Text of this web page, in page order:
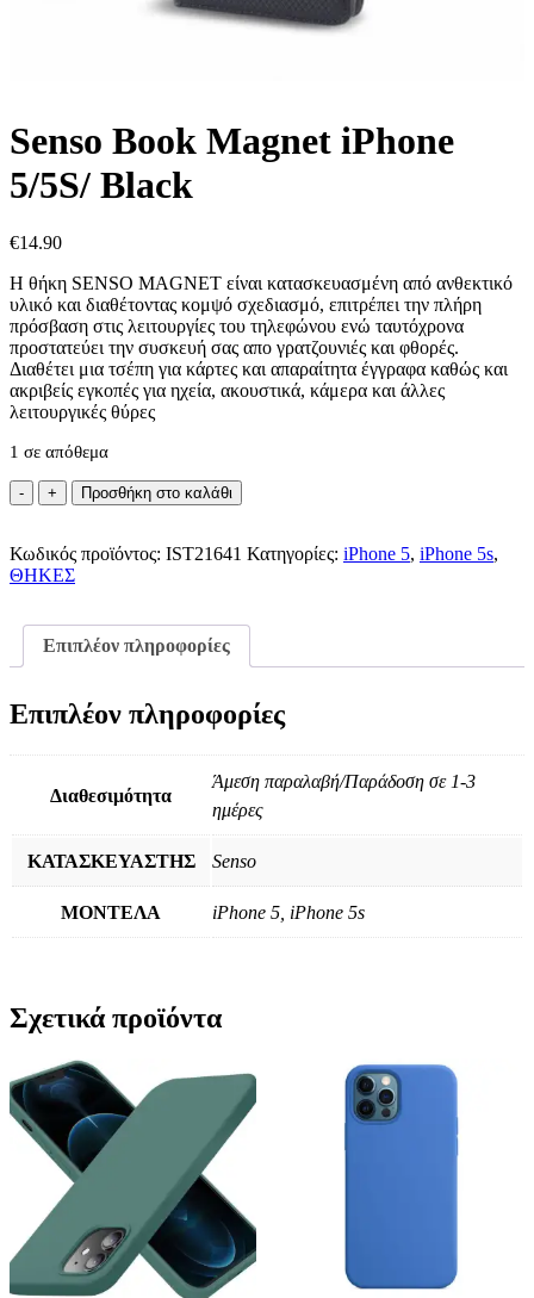
Senso Book Magnet iPhone
5/5S/ Black
€14.90
H θήκη SENSO MAGNET είναι κατασκευασμένη από ανθεκτικό
υλικό και διαθέτοντας κομψό σχεδιασμό, επιτρέπει την πλήρη
πρόσβαση στις λειτουργίες του τηλεφώνου ενώ ταυτόχρονα
προστατεύει την συσκευή σας απο γρατζουνιές και φθορές.
Διαθέτει μια τσέπη για κάρτες και απαραίτητα έγγραφα καθώς και
ακριβείς εγκοπές για ηχεία, ακουστικά, κάμερα και άλλες
λειτουργικές θύρες
1 σε απόθεμα
Senso
Book
iPhone
5/5S/
Προσθήκη στο καλάθι
Κωδικός προϊόντος: IST21641 Κατηγορίες: iPhone 5, iPhone 5s,
ΘΗΚΕΣ
Επιπλέον πληροφορίες
Επιπλέον πληροφορίες
Διαθεσιμότητα
Άμεση παραλαβή/Παράδοση σε 1-3
ημέρες
ΚΑΤΑΣΚΕΥΑΣΤΗΣ Senso
ΜΟΝΤΕΛΑ iPhone 5, iPhone 5s
Σχετικά προϊόντα